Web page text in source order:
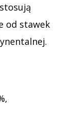
od stawek